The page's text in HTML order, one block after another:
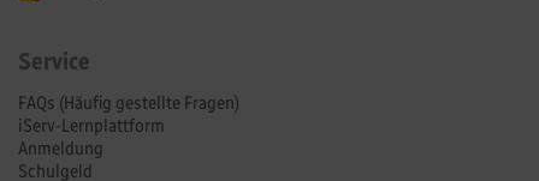
Service
FAQs (Häufig gestellte Fragen)
iServ-Lernplattform
Anmeldung
Schulgeld